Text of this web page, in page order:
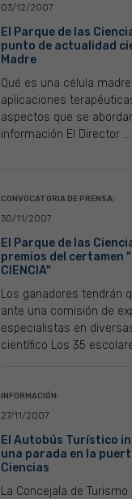
03/12/2007
El Parque de las
punto de actualidad
Madre
Qué es una célula
aplicaciones
aspectos que se
información El Director ...
CONVOCATORIA DE PRENSA:
30/11/2007
El Parque de las
premios del certamen
CIENCIA"
Los ganadores tendrán
ante una comisión de
especialistas en
científico Los 35
INFORMACIÓN:
27/11/2007
El Autobús Turístico
una parada en la
Ciencias
La Concejala de